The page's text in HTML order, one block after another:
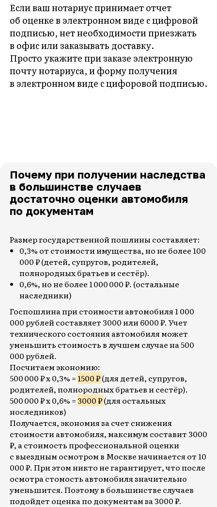
Если ваш нотариус принимает отчет
об оценке в электронном виде с цифровой
подписью, нет необходимости приезжать
в офис или заказывать доставку.
Просто укажите при заказе электронную
почту нотариуса, и форму получения
в электронном виде с цифоровой подписью.
Почему при получении наследства
в большинстве случаев
достаточно оценки автомобиля
по документам
Размер государственной пошлины составляет:
0,3% от стоимости имущества, но не более 100
000 ₽ (детей, супругов, родителей,
полнородных братьев и сестёр).
0,6%, но не более 1 000 000 ₽. (остальные
наследники)
Госпошлина при стоимости автомобиля 1 000
000 рублей составляет 3000 или 6000 ₽. Учет
технического состояния автомобиля может
уменьшить стоимость в лучшем случае на 500
000 рублей.
Посчитаем экономию:
500 000 ₽ x 0,3% = 1500 ₽(для детей, супругов,
родителей, полнородных братьев и сестёр).
500 000 ₽ x 0,6% =3000 ₽(для остальных
носледников)
Получается, экономия за счет снижения
стоимости автомобиля, максимум составит 3000
₽, а стоимость профессиональной оценки
с выездным осмотром в Москве начинается от 10
000 ₽. При этом никто не гарантирует, что после
осмотра стомость автомобиля значительно
уменьшится. Поэтому в большинстве случаев
подойдет оценка по документам за 3000 ₽.